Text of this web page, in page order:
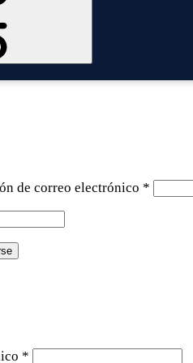
de correo electrónico *
*